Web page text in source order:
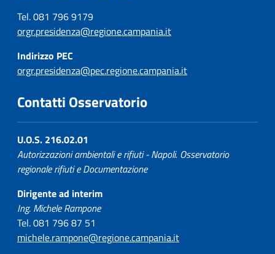
Tel. 081 796 9179
orgr.presidenza@regione.campania.it
Indirizzo PEC
orgr.presidenza@pec.regione.campania.it
Contatti Osservatorio
U.O.S. 216.02.01
Autorizzazioni ambientali e rifiuti - Napoli. Osservatorio
regionale rifiuti e Documentazione
Dirigente ad interim
Ing. Michele Rampone
Tel. 081 796 87 51
michele.rampone@regione.campania.it